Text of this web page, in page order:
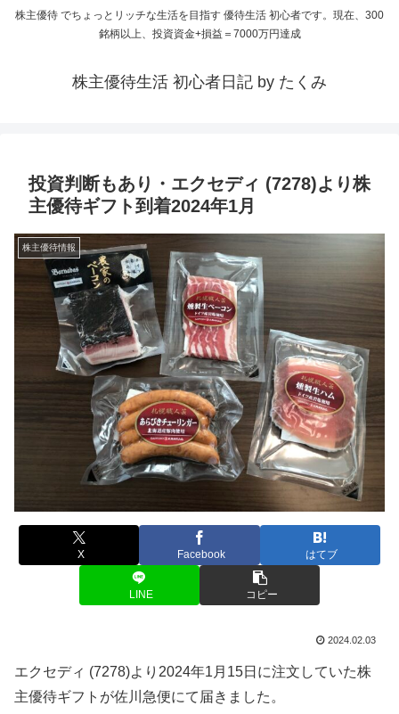
株主優待 でちょっとリッチな生活を目指す 優待生活 初心者です。現在、300
銘柄以上、投資資金+損益＝7000万円達成
株主優待生活 初心者日記 by たくみ
投資判断もあり・エクセディ (7278)より株
主優待ギフト到着2024年1月
株主優待情報
X Facebook はてブ
LINE コピー
2024.02.03
エクセディ (7278)より2024年1月15日に注文していた株
主優待ギフトが佐川急便にて届きました。